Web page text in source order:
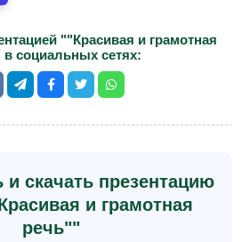
""Красивая и грамотная
в социальных сетях:
и скачать презентацию
и грамотная
речь""